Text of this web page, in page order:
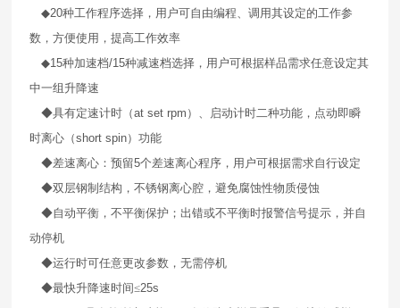
◆20种工作程序选择，用户可自由编程、调用其设定的工作参
数，方便使用，提高工作效率
◆15种加速档/15种减速档选择，用户可根据样品需求任意设定其
中一组升降速
◆具有定速计时（at set rpm ）、启动计时二种功能，点动即瞬
时离心（short spin）功能
◆差速离心：预留5个差速离心程序，用户可根据需求自行设定
◆双层钢制结构，不锈钢离心腔，避免腐蚀性物质侵蚀
◆自动平衡，不平衡保护；出错或不平衡时报警信号提示，并自
动停机
◆运行时可任意更改参数，无需停机
◆最快升降速时间≤25s